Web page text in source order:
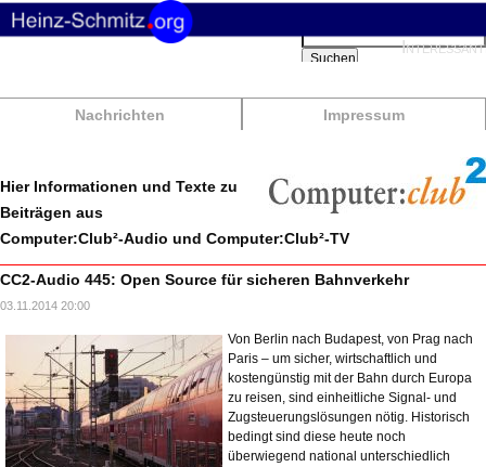
Nachrichten Impressum
Suchbegriffe
Suchen
Hier Informationen und Texte zu
Beiträgen aus
Computer:Club²-Audio und Computer:Club²-TV
CC2-Audio 445: Open Source für sicheren Bahnverkehr
03.11.2014 20:00
Von Berlin nach Budapest, von Prag nach
Paris – um sicher, wirtschaftlich und
kostengünstig mit der Bahn durch Europa
zu reisen, sind einheitliche Signal- und
Zugsteuerungslösungen nötig. Historisch
bedingt sind diese heute noch
überwiegend national unterschiedlich